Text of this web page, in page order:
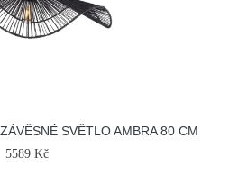
SVĚTLO AMBRA 80 CM
5589 Kč